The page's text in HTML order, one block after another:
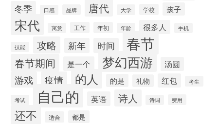
冬季 口感 品牌 唐代 大学 学校 孩子
宋代 寓意 工作 年初 年龄 很多人 手机
技能 攻略 新年 时间 春节
春节期间 是一个 梦幻西游 汤圆
游戏 疫情 的人 的是 礼物 红包 考生
考试 自己的 英语 诗人 诗词 费用
还不 适合 都是